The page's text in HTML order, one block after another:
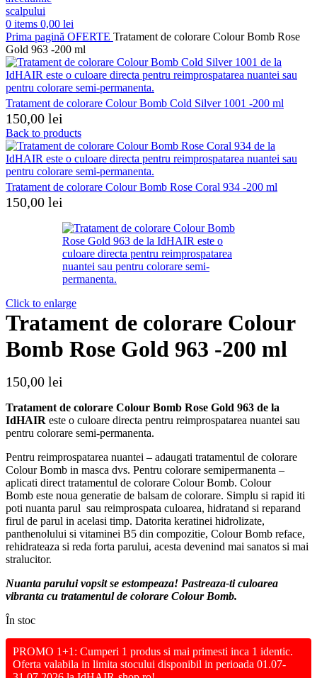
0 items 0,00 lei
Prima pagină OFERTE Tratament de colorare Colour Bomb Rose
Gold 963 -200 ml
Tratament de colorare Colour Bomb Cold Silver 1001 -200 ml
150,00 lei
Back to products
Tratament de colorare Colour Bomb Rose Coral 934 -200 ml
150,00 lei
Click to enlarge
Tratament de colorare Colour
Bomb Rose Gold 963 -200 ml
150,00 lei
Tratament de colorare Colour Bomb Rose Gold 963 de la
IdHAIR este o culoare directa pentru reimprospatarea nuantei sau
pentru colorare semi-permanenta.
Pentru reimprospatarea nuantei – adaugati tratamentul de colorare
Colour Bomb in masca dvs. Pentru colorare semipermanenta –
aplicati direct tratamentul de colorare Colour Bomb. Colour
Bomb este noua generatie de balsam de colorare. Simplu si rapid iti
poti nuanta parul sau reimprospata culoarea, hidratand si reparand
firul de parul in acelasi timp. Datorita keratinei hidrolizate,
panthenolului si vitaminei B5 din compozitie, Colour Bomb reface,
rehidrateaza si reda forta parului, acesta devenind mai sanatos si mai
stralucitor.
Nuanta parului vopsit se estompeaza! Pastreaza-ti culoarea
vibranta cu tratamentul de colorare Colour Bomb.
În stoc
PROMO 1+1: Cumperi 1 produs si mai primesti inca 1 identic.
Oferta valabila in limita stocului disponibil in perioada 01.07-